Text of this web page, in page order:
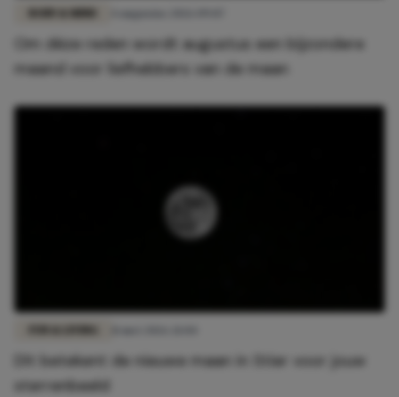
Om déze reden wordt augustus een bijzondere
maand voor liefhebbers van de maan
Dít betekent de nieuwe maan in Stier voor jouw
sterrenbeeld